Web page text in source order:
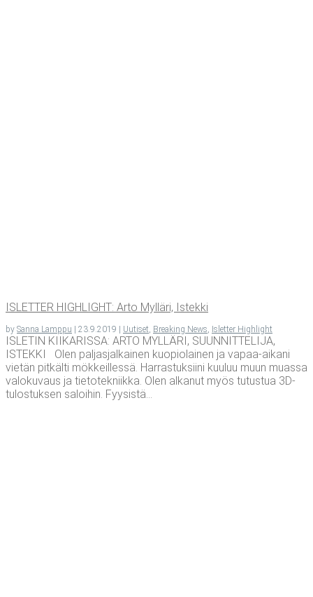
ISLET­TER HIGH­LIGHT: Arto Myl­lä­ri, Istekki
by Sanna Lamppu | 23.9.2019 | Uutiset Breaking News Isletter Highlight
ISLETIN KIIKARISSA: ARTO MYLLÄRI, SUUNNITTELIJA,
ISTEKKI Olen paljasjalkainen kuopiolainen ja vapaa-aikani
vietän pitkälti mökkeillessä. Harrastuksiini kuuluu muun muassa
valokuvaus ja tietotekniikka. Olen alkanut myös tutustua 3D-
tulostuksen saloihin. Fyysistä...